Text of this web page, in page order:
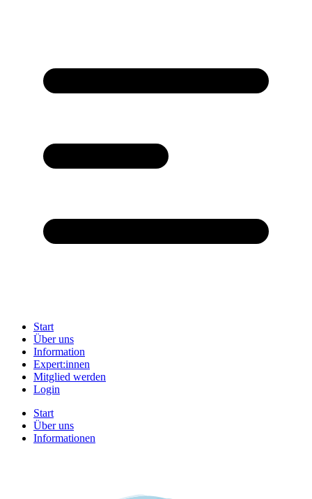
Start
Über uns
Information
Expert:innen
Mitglied werden
Login
Start
Über uns
Informationen